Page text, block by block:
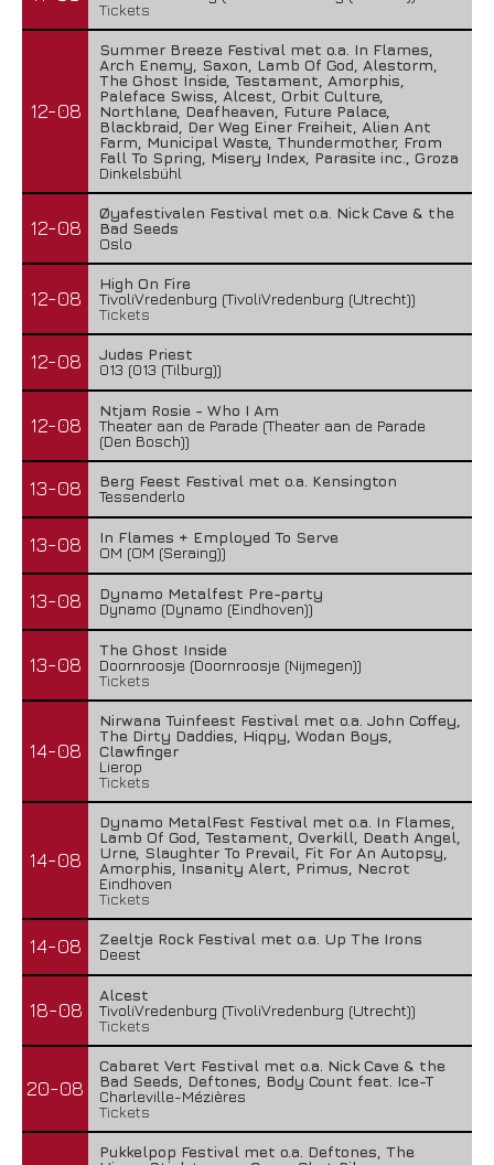
Tickets
12-08
Summer Breeze Festival met o.a. In Flames,
Arch Enemy, Saxon, Lamb Of God, Alestorm,
The Ghost Inside, Testament, Amorphis,
Paleface Swiss, Alcest, Orbit Culture,
Northlane, Deafheaven, Future Palace,
Blackbraid, Der Weg Einer Freiheit, Alien Ant
Farm, Municipal Waste, Thundermother, From
Fall To Spring, Misery Index, Parasite inc., Groza
Dinkelsbühl
12-08
Øyafestivalen Festival met o.a. Nick Cave & the
Bad Seeds
Oslo
12-08
High On Fire
TivoliVredenburg (TivoliVredenburg (Utrecht))
Tickets
12-08
Judas Priest
013 (013 (Tilburg))
12-08
Ntjam Rosie - Who I Am
Theater aan de Parade (Theater aan de Parade
(Den Bosch))
13-08
Berg Feest Festival met o.a. Kensington
Tessenderlo
13-08
In Flames + Employed To Serve
OM (OM (Seraing))
13-08
Dynamo Metalfest Pre-party
Dynamo (Dynamo (Eindhoven))
13-08
The Ghost Inside
Doornroosje (Doornroosje (Nijmegen))
Tickets
14-08
Nirwana Tuinfeest Festival met o.a. John Coffey,
The Dirty Daddies, Hiqpy, Wodan Boys,
Clawfinger
Lierop
Tickets
14-08
Dynamo MetalFest Festival met o.a. In Flames,
Lamb Of God, Testament, Overkill, Death Angel,
Urne, Slaughter To Prevail, Fit For An Autopsy,
Amorphis, Insanity Alert, Primus, Necrot
Eindhoven
Tickets
14-08
Zeeltje Rock Festival met o.a. Up The Irons
Deest
18-08
Alcest
TivoliVredenburg (TivoliVredenburg (Utrecht))
Tickets
20-08
Cabaret Vert Festival met o.a. Nick Cave & the
Bad Seeds, Deftones, Body Count feat. Ice-T
Charleville-Mézières
Tickets
Pukkelpop Festival met o.a. Deftones, The